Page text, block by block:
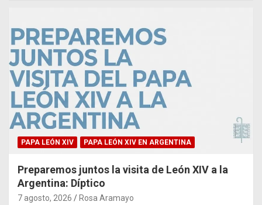
PAPA LEÓN XIV PAPA LEÓN XIV EN ARGENTINA
Preparemos juntos la visita de León XIV a la
Argentina: Díptico
7 agosto, 2026 Rosa Aramayo